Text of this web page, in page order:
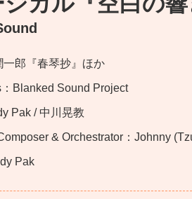
一郎『春琴抄』ほか
Blanked Sound Project
Pak / 中川晃教
& Orchestrator：Johnny
Pak